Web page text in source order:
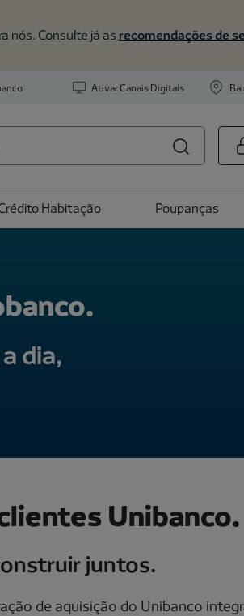
nós. Consulte já as recomendações de
Ativar Canais Digitais
Habitação Poupanças
dia,
Unibanco.
juntos.
de aquisição do Unibanco